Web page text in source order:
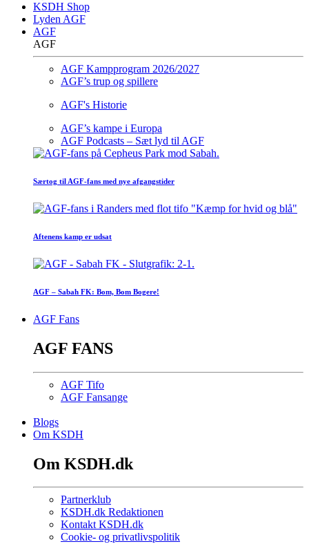
KSDH Shop
Lyden AGF
AGF
AGF
AGF Kampprogram 2026/2027
AGF’s trup og spillere
AGF's Historie
AGF’s kampe i Europa
AGF Podcasts – Sæt lyd til AGF
Særtog til AGF-fans med nye afgangstider
Aftenens kamp er udsat
AGF – Sabah FK: Bom, Bom Bogere!
AGF Fans
AGF FANS
AGF Tifo
AGF Fansange
Blogs
Om KSDH
Om KSDH.dk
Partnerklub
KSDH.dk Redaktionen
Kontakt KSDH.dk
Cookie- og privatlivspolitik